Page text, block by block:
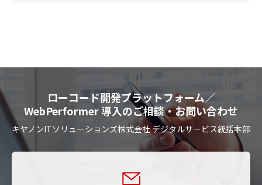
ローコード開発プラットフォーム／
WebPerformer 導入のご相談・お問い合わせ
キヤノンITソリューションズ株式会社 デジタルサービス統括本部